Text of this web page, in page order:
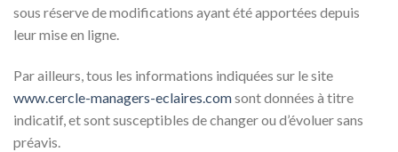
sous réserve de modifications ayant été apportées depuis
leur mise en ligne.
Par ailleurs, tous les informations indiquées sur le site
www.cercle-managers-eclaires.comsont données à titre
indicatif, et sont susceptibles de changer ou d’évoluer sans
préavis.